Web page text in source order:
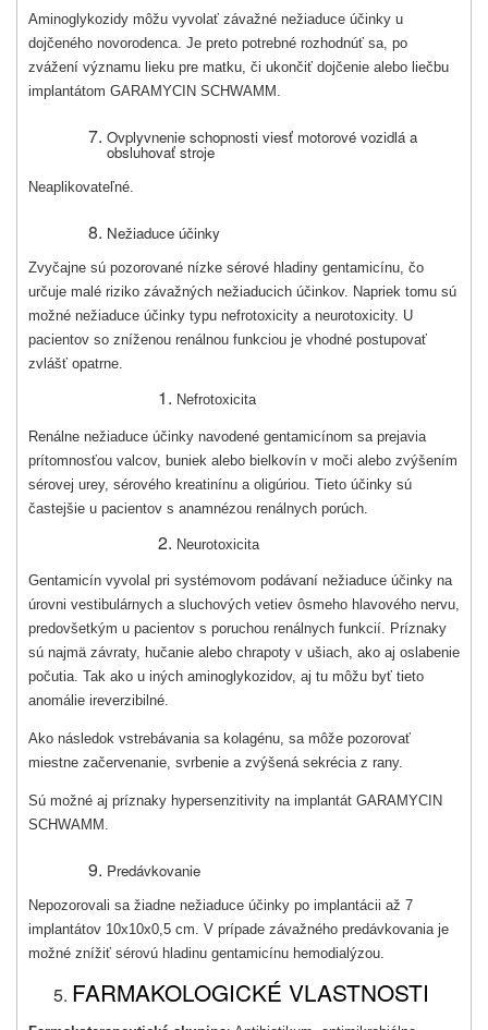
Aminoglykozidy môžu vyvolať závažné nežiaduce účinky u
dojčeného novorodenca. Je preto potrebné rozhodnúť sa, po
zvážení významu lieku pre matku, či ukončiť dojčenie alebo liečbu
implantátom GARAMYCIN SCHWAMM.
Ovplyvnenie schopnosti viesť motorové vozidlá a
obsluhovať stroje
Neaplikovateľné.
Nežiaduce účinky
Zvyčajne sú pozorované nízke sérové hladiny gentamicínu, čo
určuje malé riziko závaž­ných nežiaducich účinkov. Napriek tomu sú
možné nežiaduce účinky typu nefrotoxicity a neurotoxicity. U
pacientov so zníženou renálnou funkciou je vhodné postupovať
zvlášť opa­trne.
Nefrotoxicita
Renálne nežiaduce účinky navodené gentamicínom sa prejavia
prítomnosťou valcov, bu­niek alebo bielkovín v moči alebo zvýšením
sérovej urey, sérového kreatinínu a oligúriou. Tieto účinky sú
častejšie u pacientov s anamnézou renálnych porúch.
Neurotoxicita
Gentamicín vyvolal pri systémovom podávaní nežiaduce účinky na
úrovni vestibulárnych a sluchových vetiev ôsmeho hlavového nervu,
predovšetkým u pacientov s poruchou renálnych funkcií. Príznaky
sú najmä závraty, hučanie alebo chrapoty v ušiach, ako aj oslabenie
počutia. Tak ako u iných ami­noglykozidov, aj tu môžu byť tieto
anomálie ireverzibilné.
Ako následok vstrebávania sa kolagénu, sa môže pozorovať
miestne začervenanie, svrbe­nie a zvýšená sekrécia z rany.
Sú možné aj príznaky hypersenzitivity na implantát GARAMYCIN
SCHWAMM.
Predávkovanie
Nepozorovali sa žiadne nežiaduce účinky po implantácii až 7
implantátov 10x10x0,5 cm. V prípade závažného predávkovania je
možné znížiť sérovú hladinu gentamicínu hemodialýzou.
FARMAKOLOGICKÉ VLASTNOSTI